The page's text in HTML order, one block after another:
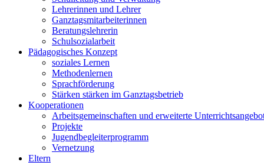
Lehrerinnen und Lehrer
Ganztagsmitarbeiterinnen
Beratungslehrerin
Schulsozialarbeit
Pädagogisches Konzept
soziales Lernen
Methodenlernen
Sprachförderung
Stärken stärken im Ganztagsbetrieb
Kooperationen
Arbeitsgemeinschaften und erweiterte
Projekte
Jugendbegleiterprogramm
Vernetzung
Eltern